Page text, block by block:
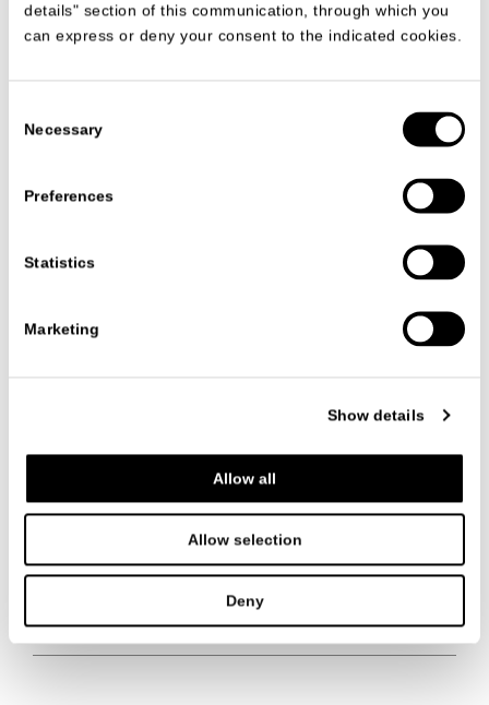
details" section of this communication, through which you
can express or deny your consent to the indicated cookies.
Selection
Necessary
Preferences
Statistics
Marketing
Show details
Allow all
Allow selection
Deny
Gianni Borgonovo